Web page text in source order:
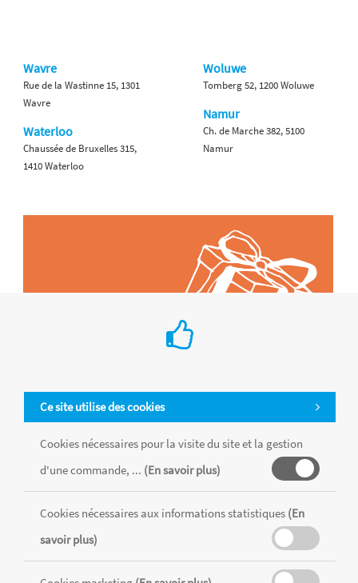
Ce site utilise des cookies
Cookies nécessaires pour la visite du site et la gestion
d'une commande, ... (En savoir plus)
Cookies nécessaires aux informations statistiques (En
savoir plus)
Wavre
Rue de la Wastinne 15, 1301
Wavre
Waterloo
Chaussée de Bruxelles 315,
1410 Waterloo
Woluwe
Tomberg 52, 1200 Woluwe
Namur
Ch. de Marche 382, 5100
Namur
Tous les produits sont vendus dans la limite des stocks disponibles de
chaque magasin, toutes taxes comprises.
CONDITIONS GÉNÉRALES
RÉALISÉ AVEC MERCATOR